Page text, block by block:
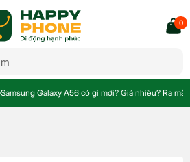
0
Samsung Galaxy A56 có gì mới? Giá nhiêu? Ra